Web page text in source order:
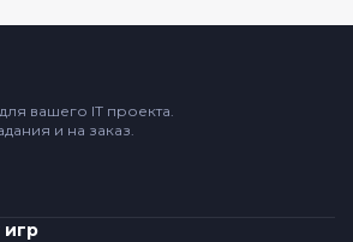
вашего IT проекта.
и на заказ.
игр